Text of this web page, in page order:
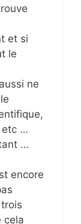
et si
le
ne
etc …
…
encore
cela